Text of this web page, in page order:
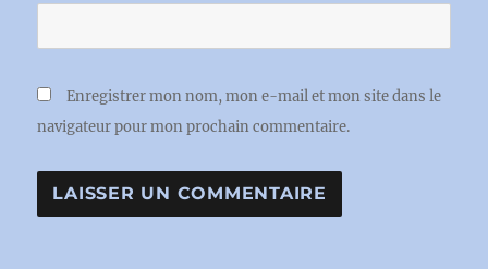
Enregistrer mon nom, mon e-mail et mon site dans le
navigateur pour mon prochain commentaire.